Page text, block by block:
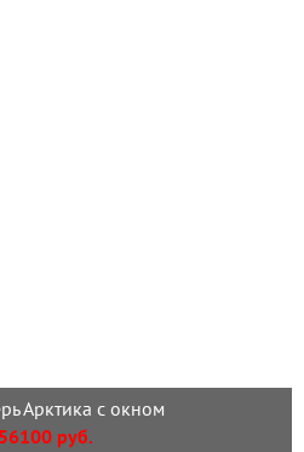
Арктика с окном
руб.